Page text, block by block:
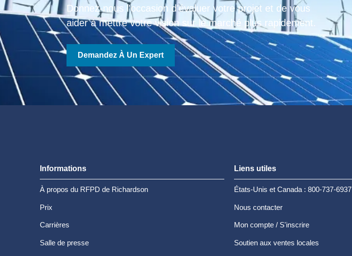
Donnez-nous l'occasion d'évaluer votre projet et de vous
aider à mettre votre vision sur le marché plus rapidement.
Demandez À Un Expert
Informations
À propos du RFPD de Richardson
Prix
Carrières
Salle de presse
Liens utiles
États-Unis et Canada : 800-737-6937
Nous contacter
Mon compte / S'inscrire
Soutien aux ventes locales